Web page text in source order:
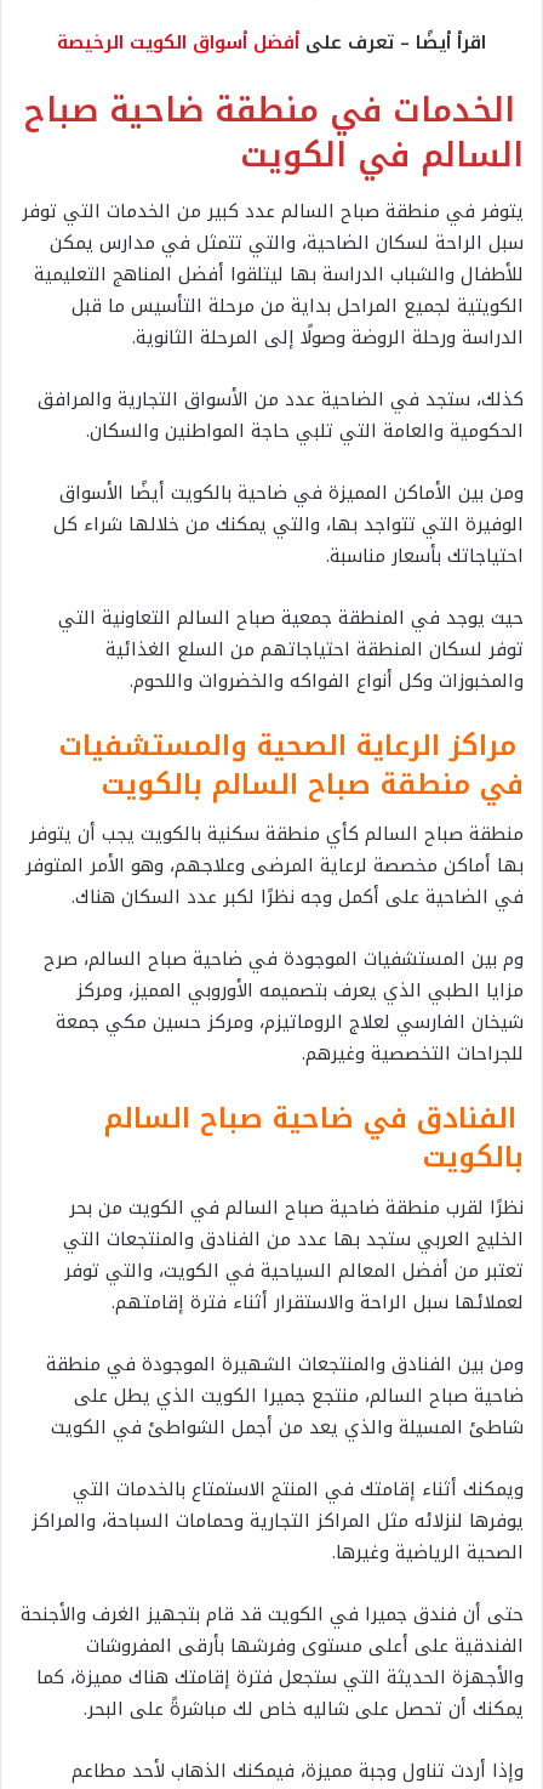
اقرأ أيضًا – تعرف على أفضل أسواق الكويت الرخيصة
الخدمات في منطقة ضاحية صباح
السالم في الكويت
يتوفر في منطقة صباح السالم عدد كبير من الخدمات التي توفر
سبل الراحة لسكان الضاحية، والتي تتمثل في مدارس يمكن
للأطفال والشباب الدراسة بها ليتلقوا أفضل المناهج التعليمية
الكويتية لجميع المراحل بداية من مرحلة التأسيس ما قبل
الدراسة ورحلة الروضة وصولًا إلى المرحلة الثانوية.
كذلك، ستجد في الضاحية عدد من الأسواق التجارية والمرافق
الحكومية والعامة التي تلبي حاجة المواطنين والسكان.
ومن بين الأماكن المميزة في ضاحية بالكويت أيضًا الأسواق
الوفيرة التي تتواجد بها، والتي يمكنك من خلالها شراء كل
احتياجاتك بأسعار مناسبة.
حيث يوجد في المنطقة جمعية صباح السالم التعاونية التي
توفر لسكان المنطقة احتياجاتهم من السلع الغذائية
والمخبوزات وكل أنواع الفواكه والخضروات واللحوم.
مراكز الرعاية الصحية والمستشفيات
في منطقة صباح السالم بالكويت
منطقة صباح السالم كأي منطقة سكنية بالكويت يجب أن يتوفر
بها أماكن مخصصة لرعاية المرضى وعلاجهم، وهو الأمر المتوفر
في الضاحية على أكمل وجه نظرًا لكبر عدد السكان هناك.
وم بين المستشفيات الموجودة في ضاحية صباح السالم، صرح
مزايا الطبي الذي يعرف بتصميمه الأوروبي المميز، ومركز
شيخان الفارسي لعلاج الروماتيزم، ومركز حسين مكي جمعة
للجراحات التخصصية وغيرهم.
الفنادق في ضاحية صباح السالم
بالكويت
نظرًا لقرب منطقة ضاحية صباح السالم في الكويت من بحر
الخليج العربي ستجد بها عدد من الفنادق والمنتجعات التي
تعتبر من أفضل المعالم السياحية في الكويت، والتي توفر
لعملائها سبل الراحة والاستقرار أثناء فترة إقامتهم.
ومن بين الفنادق والمنتجعات الشهيرة الموجودة في منطقة
ضاحية صباح السالم، منتجع جميرا الكويت الذي يطل على
شاطئ المسيلة والذي يعد من أجمل الشواطئ في الكويت
ويمكنك أثناء إقامتك في المنتج الاستمتاع بالخدمات التي
يوفرها لنزلائه مثل المراكز التجارية وحمامات السباحة، والمراكز
الصحية الرياضية وغيرها.
حتى أن فندق جميرا في الكويت قد قام بتجهيز الغرف والأجنحة
الفندقية على أعلى مستوى وفرشها بأرقى المفروشات
والأجهزة الحديثة التي ستجعل فترة إقامتك هناك مميزة، كما
يمكنك أن تحصل على شاليه خاص لك مباشرةً على البحر.
وإذا أردت تناول وجبة مميزة، فيمكنك الذهاب لأحد مطاعم